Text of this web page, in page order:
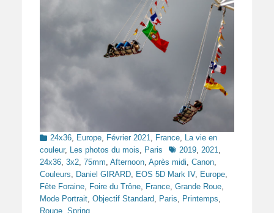
Categories
24x36 Europe Février 2021 France
La vie en
couleur, Les photos du mois Paris Tags2019 2021
24x36 3x2 75mm Afternoon Après midi Canon
Couleurs
Daniel GIRARD EOS 5D Mark IV, Europe
Fête Foraine
Foire du Trône France Grande Roue
Mode Portrait Objectif Standard Paris Printemps
Rouge Spring